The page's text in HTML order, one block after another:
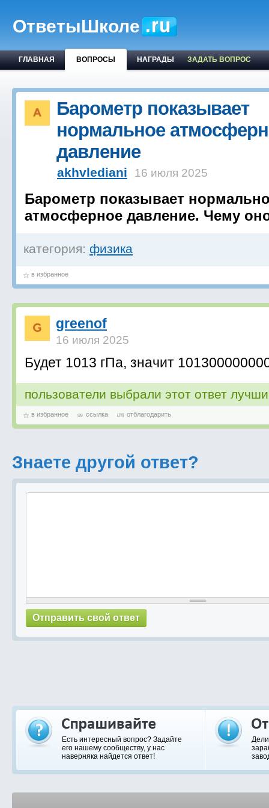
ОтветыШколе
ГЛАВНАЯ ВОПРОСЫ НАГРАДЫ ЗАДАТЬ ВОПРОС
Барометр показывает
нормальное
давление
akhvlediani 16 июля 2025
Барометр показывает
атмосферное давление. Чему
категория: физика
в избранное
greenof
16 июля 2025
Будет 1013 гПа, значит
пользователи выбрали этот ответ
в избранное ссылка отблагодарить
Знаете другой ответ?
Есть интересный вопрос? Задайте
его нашему сообществу, у нас
наверняка найдется ответ!